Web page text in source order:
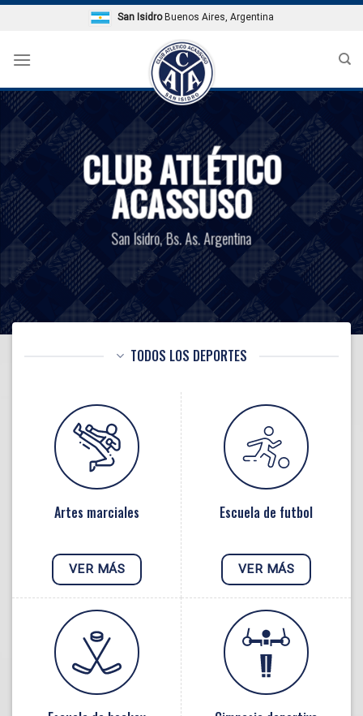
Skip
San IsidroBuenos Aires, Argentina
CLUB ATLÉTICO
ACASSUSO
San Isidro, Bs. As. Argentina
TODOS LOS DEPORTES
Artes marciales
VER MÁS
Escuela de futbol
VER MÁS